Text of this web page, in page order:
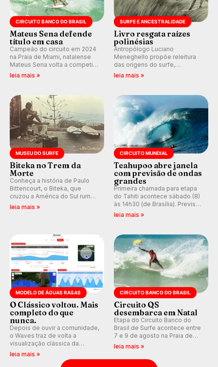
CIRCUITO BANCO DO BRASIL
Mateus Sena defende
título em casa
Campeão do circuito em 2024
na Praia de Miami, natalense
Mateus Sena volta a competir
em casa em busca de manter a
leia mais »
SURFE E ANCESTRALIDADE
Livro resgata raízes
polinésias
Antropólogo Luciano
Meneghello propõe releitura
das origens do surfe,
resgatando a cultura polinésia
prática em esporte e indústria.
leia mais »
MUSEU DO SURFE
Biteka no Trem da
Morte
Conheça a história de Paulo
Bittencourt, o Biteka, que
cruzou a América do Sul rumo
ao Pacífico em uma jornada
leia mais »
CIRCUITO MUNDIAL
Teahupoo abre janela
com previsão de ondas
grandes
Primeira chamada para etapa
do Tahiti acontece sábado (8)
às 14h30 (de Brasília). Previsão
indica swell consistente.
Kelly Slater convidado.
leia mais »
MODELO DE ÁGUAS RASAS
O Clássico voltou. Mais
completo do que
nunca.
Depois de ouvir a comunidade,
o Waves traz de volta a
visualização clássica da
previsão de águas rasas,
agora integrada à nova
leia mais »
CIRCUITO BANCO DO BRASIL
Circuito QS
desembarca em Natal
Etapa do Circuito Banco do
Brasil de Surfe acontece entre
7 e 9 de agosto na Praia de
Miami (RN), em disputas
(QS) 4.000 e pela corrida por
leia mais »